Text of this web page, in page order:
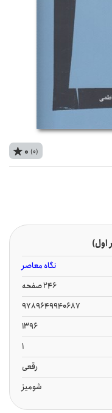
0 (0)
نگاه معاصر
246 صفحه
9789649940687
1396
1
رقعی
شومیز